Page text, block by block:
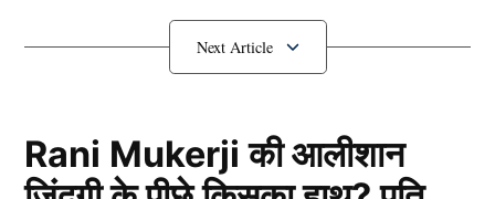
कौन हैंBollywood की यह हसीनाएं?
Padukone)
Rani Mukerji की आलीशान